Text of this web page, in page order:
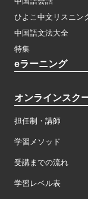
ひよこ中文リスニン
中国語文法大全
特集
eラーニング
オンラインスク
担任制・講師
学習メソッド
受講までの流れ
学習レベル表